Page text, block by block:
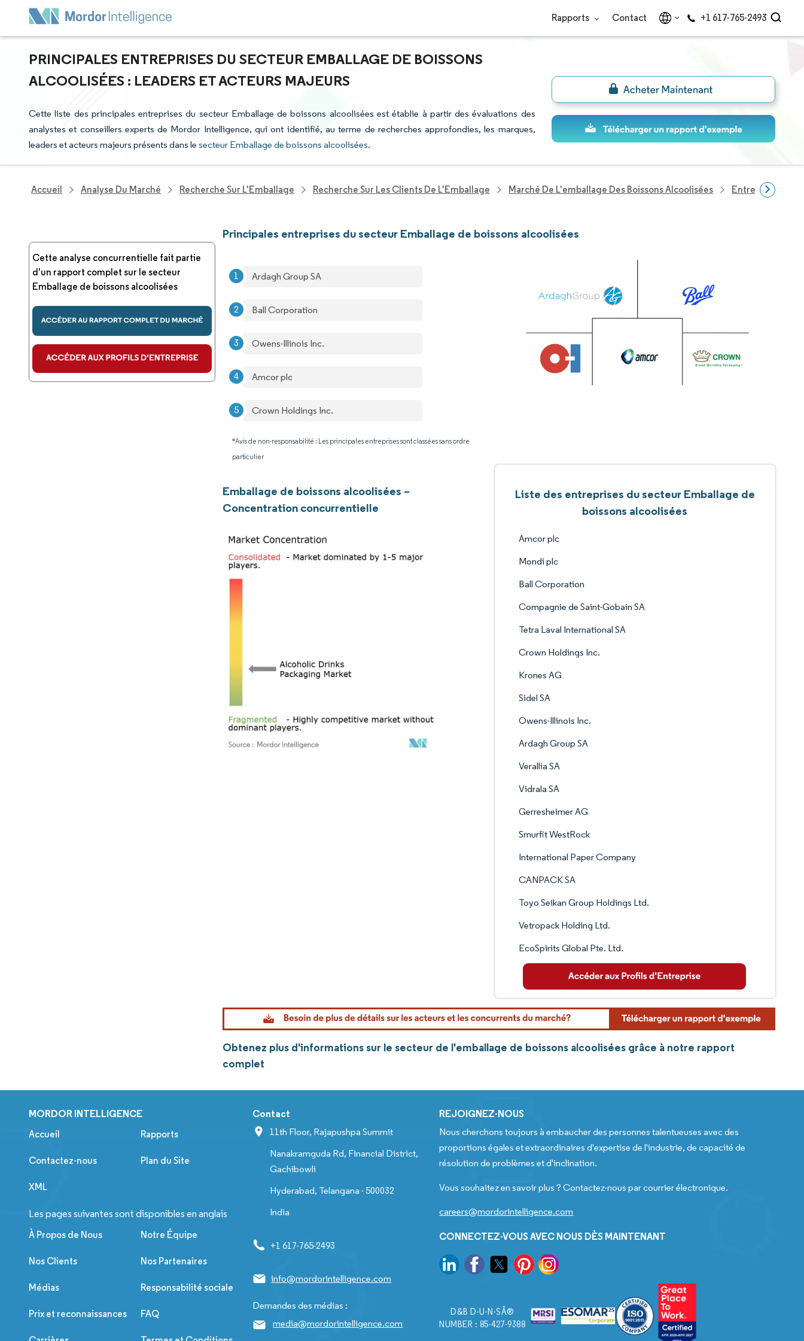
Rapports Contact +1 617-765-2493
PRINCIPALES ENTREPRISES DU SECTEUR EMBALLAGE DE BOISSONS
ALCOOLISÉES : LEADERS ET ACTEURS MAJEURS
Cette liste des principales entreprises du secteur Emballage de boissons alcoolisées est établie à partir des évaluations des
analystes et conseillers experts de Mordor Intelligence, qui ont identifié, au terme de recherches approfondies, les marques,
leaders et acteurs majeurs présents dans le secteur Emballage de boissons alcoolisées.
Accueil Analyse Du Marché Recherche Sur L'Emballage Recherche Sur Les Clients De L'Emballage Marché De L'emballage Des Boissons Alcoolisées Entreprises Du
Cette analyse concurrentielle fait partie
d'un rapport complet sur le secteur
Emballage de boissons alcoolisées
Principales entreprises du secteur Emballage de boissons alcoolisées
Ardagh Group SA
Ball Corporation
Owens-Illinois Inc.
Amcor plc
Crown Holdings Inc.
*Avis de non-responsabilité : Les principales entreprises sont classées sans ordre
particulier
Emballage de boissons alcoolisées –
Concentration concurrentielle
Liste des entreprises du secteur Emballage de
boissons alcoolisées
Amcor plc
Mondi plc
Ball Corporation
Compagnie de Saint-Gobain SA
Tetra Laval International SA
Crown Holdings Inc.
Krones AG
Sidel SA
Owens-Illinois Inc.
Ardagh Group SA
Verallia SA
Vidrala SA
Gerresheimer AG
Smurfit WestRock
International Paper Company
CANPACK SA
Toyo Seikan Group Holdings Ltd.
Vetropack Holding Ltd.
EcoSpirits Global Pte. Ltd.
Obtenez plus d'informations sur le secteur de l'emballage de boissons alcoolisées grâce à notre rapport
complet
MORDOR INTELLIGENCE
Accueil Rapports
Contactez-nous Plan du Site
XML
Les pages suivantes sont disponibles en anglais
À Propos de Nous Notre Équipe
Nos Clients Nos Partenaires
Médias Responsabilité sociale
Prix et reconnaissances FAQ
Contact
11th Floor, Rajapushpa Summit
Nanakramguda Rd, Financial District,
Gachibowli
Hyderabad, Telangana - 500032
India
+1 617-765-2493
info@mordorintelligence.com
Demandes des médias :
media@mordorintelligence.com
REJOIGNEZ-NOUS
Nous cherchons toujours à embaucher des personnes talentueuses avec des
proportions égales et extraordinaires d'expertise de l'industrie, de capacité de
résolution de problèmes et d'inclination.
Vous souhaitez en savoir plus ? Contactez-nous par courrier électronique.
careers@mordorintelligence.com
CONNECTEZ-VOUS AVEC NOUS DÈS MAINTENANT
D&B D-U-N-SÂ®
NUMBER : 85-427-9388